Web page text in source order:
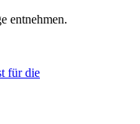
entnehmen.
für die